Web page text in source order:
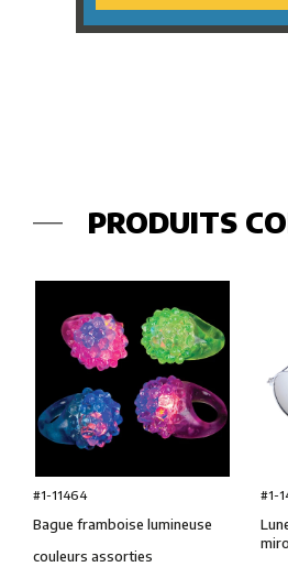
PRODUITS
#1-11464
Bague framboise lumineuse
couleurs assorties
#1-